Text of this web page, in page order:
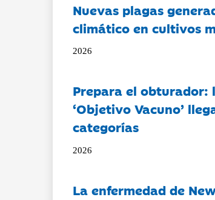
Nuevas plagas
climático en cultivos
2026
Prepara el obturador:
‘Objetivo Vacuno’
categorías
2026
La enfermedad de